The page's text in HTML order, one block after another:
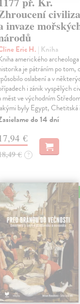
invaze
Eric H. | Kniha
amerického
je pátráním po tom,
oslabení a v
i zánik vyspělých
měst ve východním
byly Egypt,
do 14 dní
€
€ ?